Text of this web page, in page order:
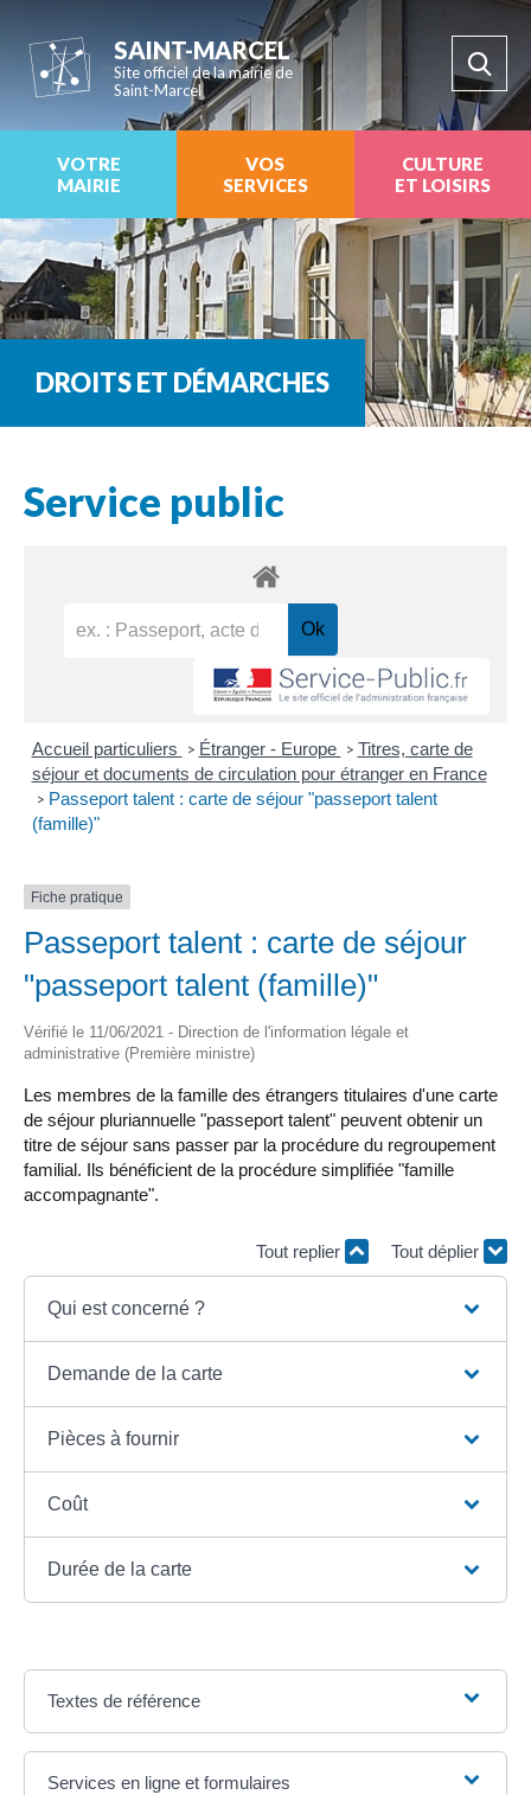
SAINT-MARCEL
Site officiel de la mairie de
Saint-Marcel
VOTRE
MAIRIE
VOS
SERVICES
CULTURE
ET LOISIRS
DROITS ET DÉMARCHES
Service public
Accueil particuliers > Étranger - Europe > Titres, carte de
séjour et documents de circulation pour étranger en France
> Passeport talent : carte de séjour "passeport talent
(famille)"
Fiche pratique
Passeport talent : carte de séjour
"passeport talent (famille)"
Vérifié le 11/06/2021 - Direction de l'information légale et
administrative (Première ministre)
Les membres de la famille des étrangers titulaires d'une carte
de séjour pluriannuelle "passeport talent" peuvent obtenir un
titre de séjour sans passer par la procédure du regroupement
familial. Ils bénéficient de la procédure simplifiée "famille
accompagnante".
Tout replier Tout déplier
Qui est concerné ?
Demande de la carte
Pièces à fournir
Coût
Durée de la carte
Textes de référence
Services en ligne et formulaires